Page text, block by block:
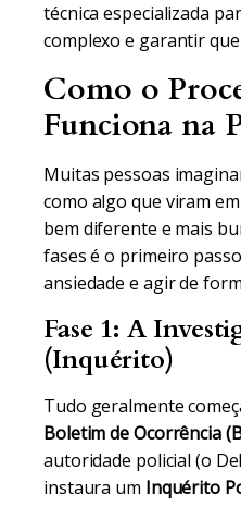
técnica especializada
complexo e garantir
Como o
Funciona na
Muitas pessoas
como algo que viram
bem diferente e mais
fases é o primeiro
ansiedade e agir de
Fase 1: A
(Inquérito)
Tudo geralmente
Boletim de Ocorrência
autoridade policial (o
instaura um Inquérito